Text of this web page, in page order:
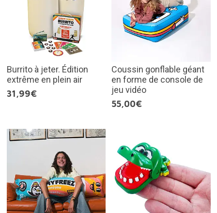
Burrito à jeter. Édition
extrême en plein air
31,99€
Coussin gonflable géant
en forme de console de
jeu vidéo
55,00€